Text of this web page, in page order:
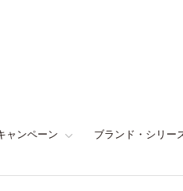
ャンペーン ブランド・シリー